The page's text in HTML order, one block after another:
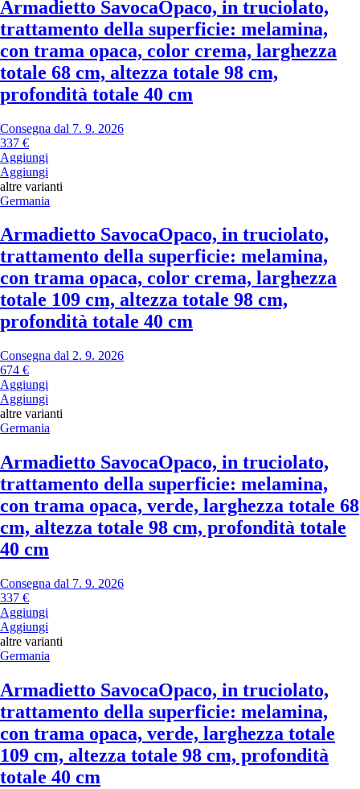
Armadietto SavocaOpaco, in truciolato,
trattamento della superficie: melamina,
con trama opaca, color crema, larghezza
totale 68 cm, altezza totale 98 cm,
profondità totale 40 cm
Consegna dal 7. 9. 2026
337 €
Aggiungi
Aggiungi
altre varianti
Germania
Armadietto SavocaOpaco, in truciolato,
trattamento della superficie: melamina,
con trama opaca, color crema, larghezza
totale 109 cm, altezza totale 98 cm,
profondità totale 40 cm
Consegna dal 2. 9. 2026
674 €
Aggiungi
Aggiungi
altre varianti
Germania
Armadietto SavocaOpaco, in truciolato,
trattamento della superficie: melamina,
con trama opaca, verde, larghezza totale 68
cm, altezza totale 98 cm, profondità totale
40 cm
Consegna dal 7. 9. 2026
337 €
Aggiungi
Aggiungi
altre varianti
Germania
Armadietto SavocaOpaco, in truciolato,
trattamento della superficie: melamina,
con trama opaca, verde, larghezza totale
109 cm, altezza totale 98 cm, profondità
totale 40 cm